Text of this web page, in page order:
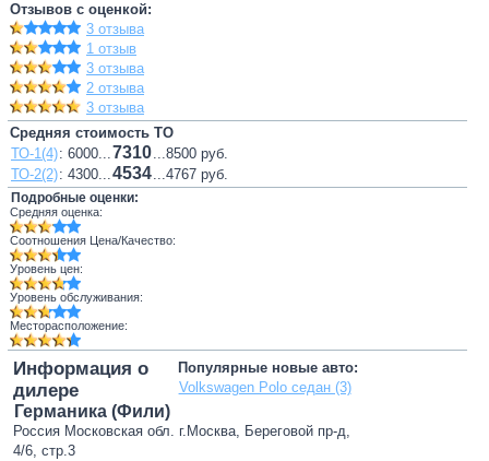
Отзывов с оценкой:
3 отзыва
1 отзыв
3 отзыва
2 отзыва
3 отзыва
Средняя стоимость ТО
ТО-1(4): 6000...7310...8500 руб.
ТО-2(2): 4300...4534...4767 руб.
Подробные оценки:
Средняя оценка:
Соотношения Цена/Качество:
Уровень цен:
Уровень обслуживания:
Месторасположение:
Популярные новые авто:
Volkswagen Polo седан (3)
Информация о
дилере
Германика (Фили)
Россия Московская обл. г.Москва, Береговой пр-д,
4/6, стр.3